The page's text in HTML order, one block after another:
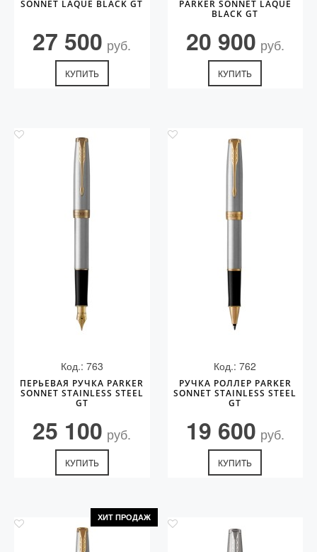
SONNET LAQUE BLACK GT
27 500 руб.
КУПИТЬ
PARKER SONNET LAQUE
BLACK GT
20 900 руб.
КУПИТЬ
Код.: 763
ПЕРЬЕВАЯ РУЧКА PARKER
SONNET STAINLESS STEEL
GT
25 100 руб.
КУПИТЬ
Код.: 762
РУЧКА РОЛЛЕР PARKER
SONNET STAINLESS STEEL
GT
19 600 руб.
КУПИТЬ
ХИТ ПРОДАЖ